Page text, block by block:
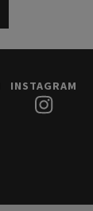
INSTAGRAM